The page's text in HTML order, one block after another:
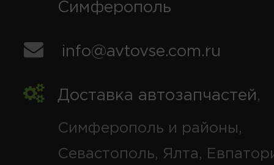
Симферополь
info@avtovse.com.ru
Доставка автозапчастей,
Симферополь и районы,
Севастополь, Ялта,